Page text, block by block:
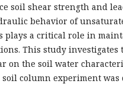
soil shear strength and
behavior of
plays a critical role in
This study investigates
on the soil water
column experiment was